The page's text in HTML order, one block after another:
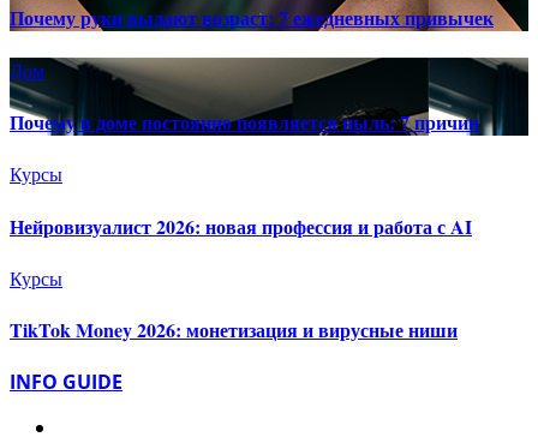
Почему руки выдают возраст: 7 ежедневных привычек
Дом
Почему в доме постоянно появляется пыль: 7 причин
Курсы
Нейровизуалист 2026: новая профессия и работа с AI
Курсы
TikTok Money 2026: монетизация и вирусные ниши
INFO GUIDE